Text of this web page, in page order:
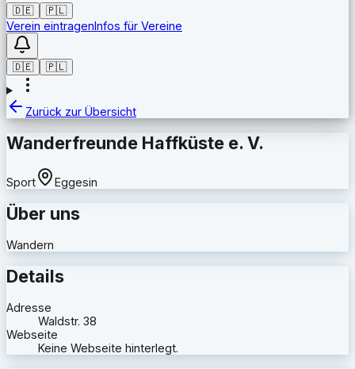
🇩🇪 🇵🇱
Verein eintragenInfos für Vereine
🇩🇪 🇵🇱
Zurück zur Übersicht
Wanderfreunde Haffküste e. V.
Sport Eggesin
Über uns
Wandern
Details
Adresse
Waldstr. 38
Webseite
Keine Webseite hinterlegt.